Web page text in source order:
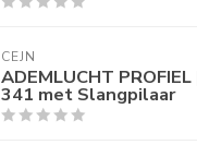
CEJN
ADEMLUCHT
341 met Slangpilaar